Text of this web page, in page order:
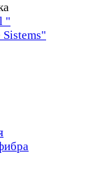
"
Sistems"